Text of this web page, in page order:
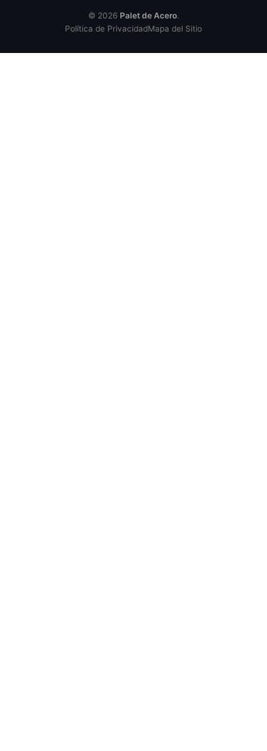
© 2026 Palet de Acero.
Política de PrivacidadMapa del Sitio